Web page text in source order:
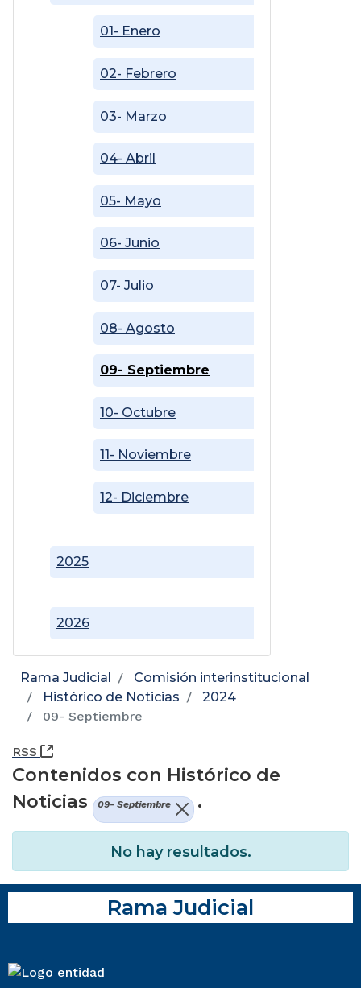
01- Enero
02- Febrero
03- Marzo
04- Abril
05- Mayo
06- Junio
07- Julio
08- Agosto
09- Septiembre
10- Octubre
11- Noviembre
12- Diciembre
2025
2026
Rama Judicial
Comisión interinstitucional
Histórico de Noticias
2024
09- Septiembre
RSS (Abre una nueva ventana)
Contenidos con Histórico de
Noticias
09- Septiembre .
No hay resultados.
Rama Judicial